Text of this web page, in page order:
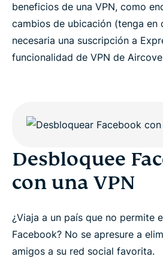
beneficios de una VPN, como
cambios de ubicación (tenga en
necesaria una suscripción a
funcionalidad de VPN de
Desbloquee
con una VPN
¿Viaja a un país que no permite
Facebook? No se apresure a
amigos a su red social favorita.